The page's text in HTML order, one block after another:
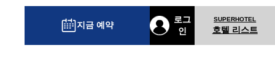
지금 예약
로그
인
호텔 리스트